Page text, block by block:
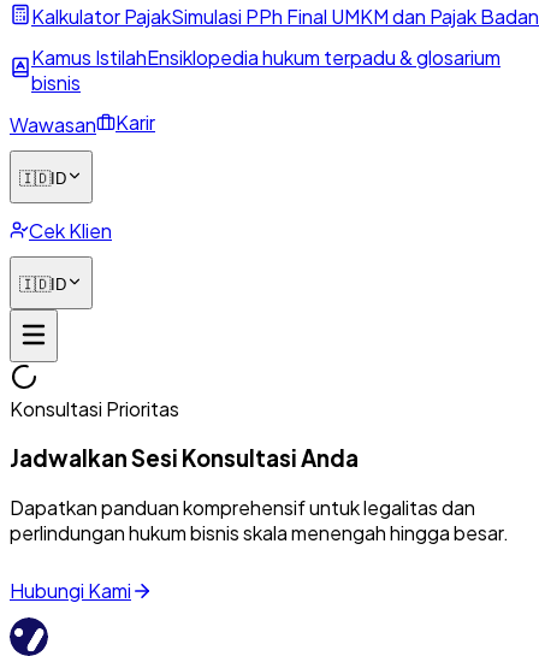
Kalkulator PajakSimulasi PPh Final UMKM dan Pajak Badan
Kamus IstilahEnsiklopedia hukum terpadu & glosarium
bisnis
Wawasan
Karir
🇮🇩ID
Cek Klien
🇮🇩ID
Konsultasi Prioritas
Jadwalkan Sesi Konsultasi Anda
Dapatkan panduan komprehensif untuk legalitas dan
perlindungan hukum bisnis skala menengah hingga besar.
Hubungi Kami